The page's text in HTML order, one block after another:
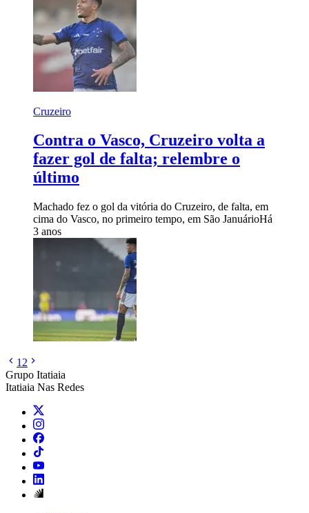
Cruzeiro
Contra o Vasco, Cruzeiro volta a
fazer gol de falta; relembre o
último
Machado fez o gol da vitória do Cruzeiro, de falta, em
cima do Vasco, no primeiro tempo, em São JanuárioHá
3 anos
1 2
Grupo Itatiaia
Itatiaia Nas Redes